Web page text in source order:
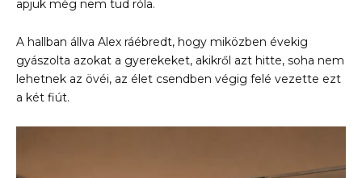
apjuk még nem tud róla.
A hallban állva Alex ráébredt, hogy miközben évekig
gyászolta azokat a gyerekeket, akikről azt hitte, soha nem
lehetnek az övéi, az élet csendben végig felé vezette ezt
a két fiút.